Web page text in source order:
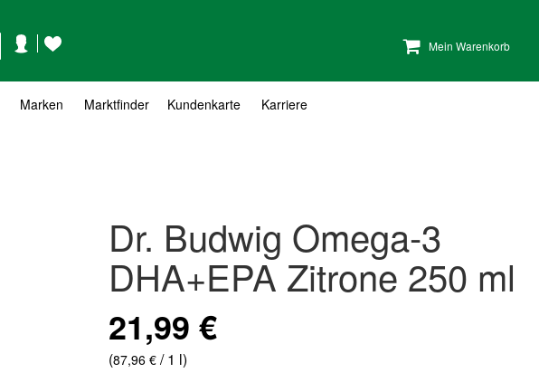
Mein Warenkorb
KontoWunschzettel
Marken Marktfinder Kundenkarte Karriere
Dr. Budwig Omega-3
DHA+EPA Zitrone 250 ml
21,99 €
(87,96 €/ 1 l)